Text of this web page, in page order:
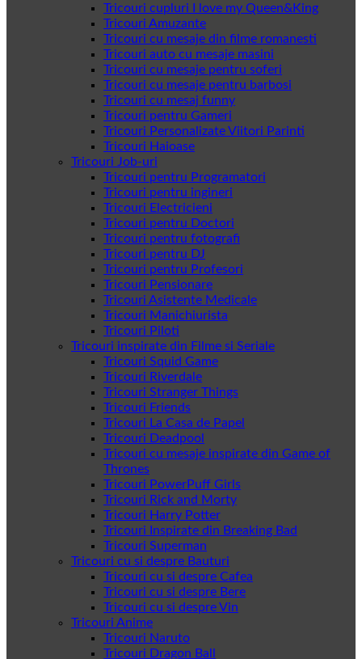
Tricouri cupluri I love my Queen&King
Tricouri Amuzante
Tricouri cu mesaje din filme romanesti
Tricouri auto cu mesaje masini
Tricouri cu mesaje pentru soferi
Tricouri cu mesaje pentru barbosi
Tricouri cu mesaj funny
Tricouri pentru Gameri
Tricouri Personalizate Viitori Parinti
Tricouri Haioase
Tricouri Job-uri
Tricouri pentru Programatori
Tricouri pentru ingineri
Tricouri Electricieni
Tricouri pentru Doctori
Tricouri pentru fotografi
Tricouri pentru DJ
Tricouri pentru Profesori
Tricouri Pensionare
Tricouri Asistente Medicale
Tricouri Manichiurista
Tricouri Piloti
Tricouri inspirate din Filme si Seriale
Tricouri Squid Game
Tricouri Riverdale
Tricouri Stranger Things
Tricouri Friends
Tricouri La Casa de Papel
Tricouri Deadpool
Tricouri cu mesaje inspirate din Game of
Thrones
Tricouri PowerPuff Girls
Tricouri Rick and Morty
Tricouri Harry Potter
Tricouri Inspirate din Breaking Bad
Tricouri Superman
Tricouri cu si despre Bauturi
Tricouri cu si despre Cafea
Tricouri cu si despre Bere
Tricouri cu si despre Vin
Tricouri Anime
Tricouri Naruto
Tricouri Dragon Ball